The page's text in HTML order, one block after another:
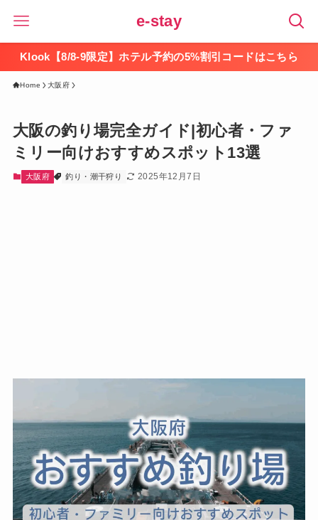
e-stay
Klook【8/8-9限定】ホテル予約の5%割引コードはこちら
Home 大阪府
大阪の釣り場完全ガイド|初心者・ファ
ミリー向けおすすめスポット13選
大阪府 釣り・潮干狩り 2025年12月7日